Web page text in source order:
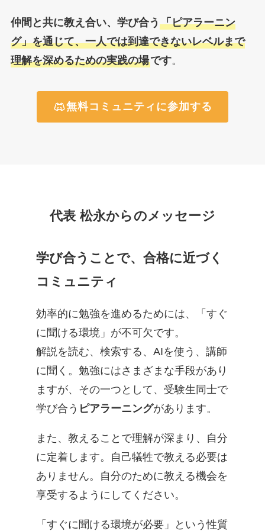
仲間と共に教え合い、学び合う 「ピアラーニン
グ」を通じて、一人では到達できないレベルまで
理解を深めるための実践の場です。
無料コミュニティに参加する
代表 松永からのメッセージ
学び合うことで、合格に近づく
コミュニティ
効率的に勉強を進めるためには、「すぐ
に聞ける環境」が不可欠です。
解説を読む、検索する、AIを使う、講師
に聞く。勉強にはさまざまな手段があり
ますが、その一つとして、受験生同士で
学び合う ピアラーニングがあります。
また、教えることで理解が深まり、自分
に定着します。自己犠牲で教える必要は
ありません。自分のために教える機会を
享受するようにしてください。
「すぐに聞ける環境が必要」という性質